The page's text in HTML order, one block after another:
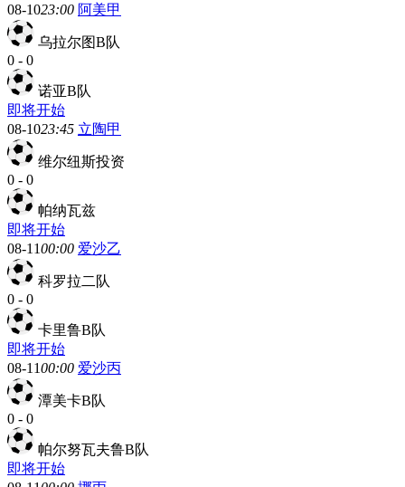
08-1023:00 阿美甲
乌拉尔图B队
0 - 0
诺亚B队
即将开始
08-1023:45 立陶甲
维尔纽斯投资
0 - 0
帕纳瓦兹
即将开始
08-1100:00 爱沙乙
科罗拉二队
0 - 0
卡里鲁B队
即将开始
08-1100:00 爱沙丙
潭美卡B队
0 - 0
帕尔努瓦夫鲁B队
即将开始